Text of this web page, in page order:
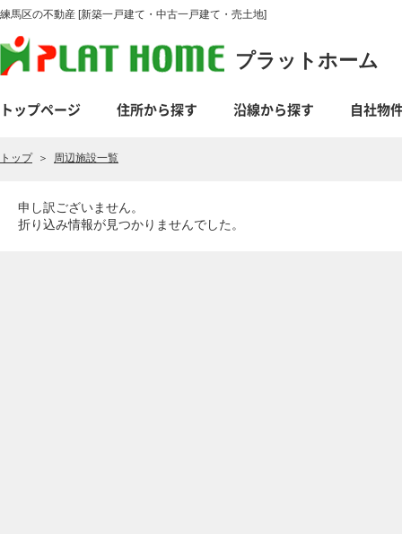
練馬区の不動産 [新築一戸建て・中古一戸建て・売土地]
プラットホーム
トップページ 住所から探す 沿線から探す 自社物
トップ＞ 周辺施設一覧
申し訳ございません。
折り込み情報が見つかりませんでした。